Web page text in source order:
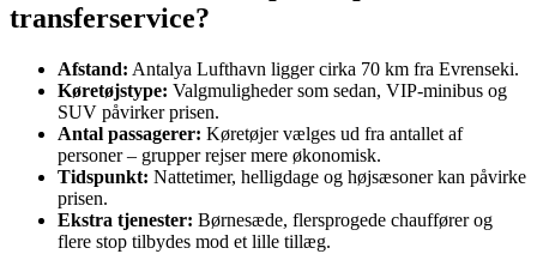
transferservice?
Afstand: Antalya Lufthavn ligger cirka 70 km fra Evrenseki.
Køretøjstype: Valgmuligheder som sedan, VIP-minibus og
SUV påvirker prisen.
Antal passagerer: Køretøjer vælges ud fra antallet af
personer – grupper rejser mere økonomisk.
Tidspunkt: Nattetimer, helligdage og højsæsoner kan påvirke
prisen.
Ekstra tjenester: Børnesæde, flersprogede chauffører og
flere stop tilbydes mod et lille tillæg.